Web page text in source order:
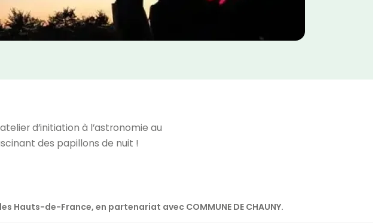
d’initiation à l’astronomie au
des papillons de nuit !
de-France, en partenariat avec COMMUNE DE CHAUNY.